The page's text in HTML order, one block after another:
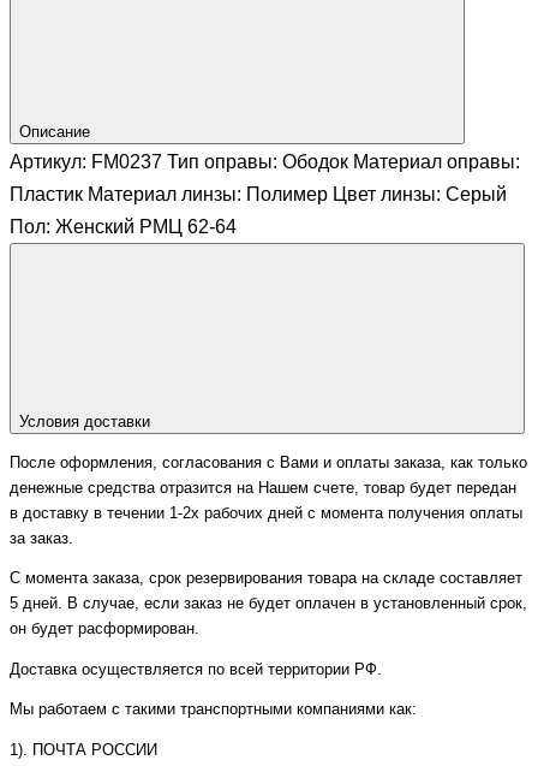
Описание
Артикул: FM0237 Тип оправы: Ободок Материал оправы:
Пластик Материал линзы: Полимер Цвет линзы: Серый
Пол: Женский РМЦ 62-64
Условия доставки
После оформления, согласования с Вами и оплаты заказа, как только
денежные средства отразится на Нашем счете, товар будет передан
в доставку в течении 1-2х рабочих дней с момента получения оплаты
за заказ.
С момента заказа, срок резервирования товара на складе составляет
5 дней. В случае, если заказ не будет оплачен в установленный срок,
он будет расформирован.
Доставка осуществляется по всей территории РФ.
Мы работаем с такими транспортными компаниями как:
1). ПОЧТА РОССИИ